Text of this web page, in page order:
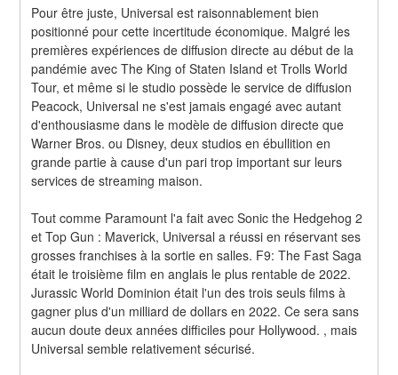
Pour être juste, Universal est raisonnablement bien
positionné pour cette incertitude économique. Malgré les
premières expériences de diffusion directe au début de la
pandémie avec The King of Staten Island et Trolls World
Tour, et même si le studio possède le service de diffusion
Peacock, Universal ne s'est jamais engagé avec autant
d'enthousiasme dans le modèle de diffusion directe que
Warner Bros. ou Disney, deux studios en ébullition en
grande partie à cause d'un pari trop important sur leurs
services de streaming maison.
Tout comme Paramount l'a fait avec Sonic the Hedgehog 2
et Top Gun : Maverick, Universal a réussi en réservant ses
grosses franchises à la sortie en salles. F9: The Fast Saga
était le troisième film en anglais le plus rentable de 2022.
Jurassic World Dominion était l'un des trois seuls films à
gagner plus d'un milliard de dollars en 2022. Ce sera sans
aucun doute deux années difficiles pour Hollywood. , mais
Universal semble relativement sécurisé.